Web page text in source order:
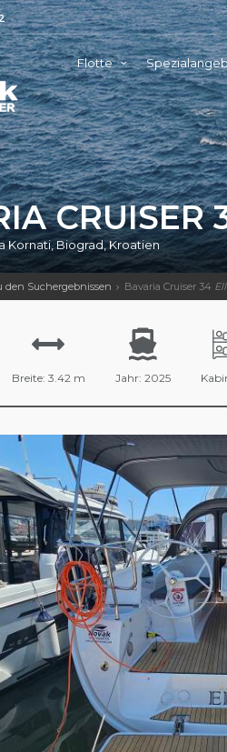
Flotte
CRUISER
Kornati, Biograd, Kroatien
den Suchergebnissen Bavaria Cruiser 34
Breite: 3.42 m Jahr: 2025